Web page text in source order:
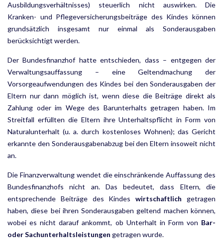
Ausbildungsverhältnisses) steuerlich nicht auswirken. Die
Kranken- und Pflegeversicherungsbeiträge des Kindes können
grundsätzlich insgesamt nur einmal als Son­derausgaben
berücksichtigt werden.
Der Bundesfinanzhof hatte entschieden, dass – entgegen der
Verwaltungsauffassung – eine Geltend­machung der
Vorsorgeaufwendungen des Kindes bei den Sonderausgaben der
Eltern nur dann möglich ist, wenn diese die Beiträge direkt als
Zahlung oder im Wege des Barunterhalts getragen haben. Im
Streitfall erfüllten die Eltern ihre Unterhaltspflicht in Form von
Naturalunterhalt (u. a. durch kostenloses Wohnen); das Gericht
erkannte den Sonderausgabenabzug bei den Eltern insoweit nicht
an.
Die Finanzverwaltung wendet die einschränkende Auffassung des
Bundesfinanzhofs nicht an. Das bedeutet, dass Eltern, die
entsprechende Beiträge des Kindeswirtschaftlich getragen
haben, diese bei ihren Sonder­ausgaben geltend machen können,
wobei es nicht darauf ankommt, ob Unterhalt in Form von Bar-
oder Sachunterhaltsleistungen getragen wurde.